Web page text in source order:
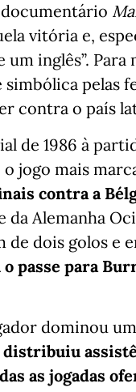
vitória e,
um inglês”.
pelas
contra o país
de 1986 à
jogo mais
contra a
da Alemanha
de dois golos e
o passe para
dominou
distribuiu
as jogadas